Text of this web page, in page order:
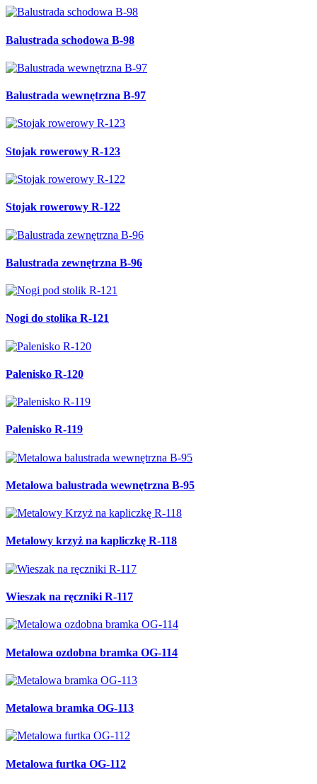
Balustrada schodowa B-98
Balustrada wewnętrzna B-97
Stojak rowerowy R-123
Stojak rowerowy R-122
Balustrada zewnętrzna B-96
Nogi do stolika R-121
Palenisko R-120
Palenisko R-119
Metalowa balustrada wewnętrzna B-95
Metalowy krzyż na kapliczkę R-118
Wieszak na ręczniki R-117
Metalowa ozdobna bramka OG-114
Metalowa bramka OG-113
Metalowa furtka OG-112